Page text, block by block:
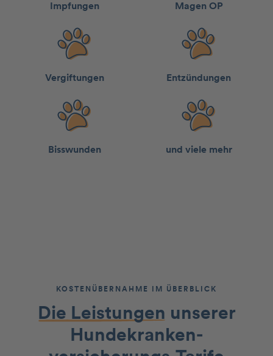
Impfungen Magen OP
Vergiftungen Entzündungen
Bisswun­den und viele mehr
KOSTENÜBERNAHME IM ÜBERBLICK
Die Leistungen unserer
Hundekranken­